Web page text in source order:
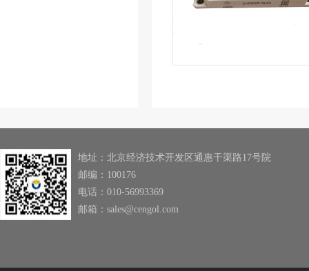
地址：北京经济技术开发区通惠干渠路17号院
邮编：100176
电话：010-56993369
邮箱：sales@cengol.com